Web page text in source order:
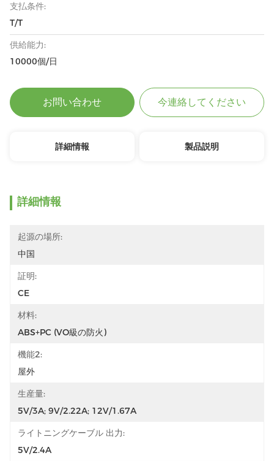
支払条件:
T/T
供給能力:
10000個/日
お問い合わせ 今連絡してください
詳細情報 製品説明
詳細情報
起源の場所:
中国
証明:
CE
材料:
ABS+PC (VO級の防火)
機能2:
屋外
生産量:
5V/3A; 9V/2.22A; 12V/1.67A
ライトニングケーブル 出力:
5V/2.4A